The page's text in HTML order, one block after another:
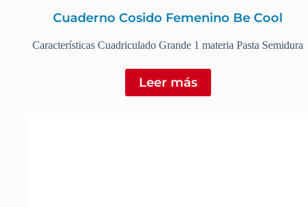
Cuaderno Cosido Femenino Be Cool
Características Cuadriculado Grande 1 materia Pasta Semidura
Leer más